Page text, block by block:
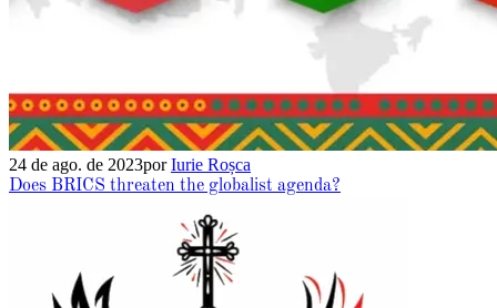
24 de ago. de 2023porIurie Roșca
Does BRICS threaten the globalist agenda?